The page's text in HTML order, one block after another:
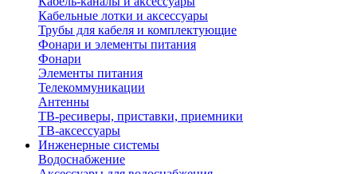
Кабельные лотки и аксессуары
Трубы для кабеля и комплектующие
Фонари и элементы питания
Фонари
Элементы питания
Телекоммуникации
Антенны
ТВ-ресиверы, приставки, приемники
ТВ-аксессуары
Инженерные системы
Водоснабжение